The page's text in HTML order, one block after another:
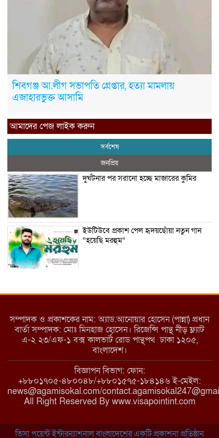
শিবগঞ্জ আ.লীগ সভাপতি গ্রেপ্তার, হত্যা মামলায়
এজাহারভুক্ত আসামি
আমাদের পেজ লাইক করুন
সর্বশেষ
জনপ্রিয়
দুর্ঘটনার পর সরানো হচ্ছে মাজারের কুমির
ইউটিউবে প্রকাশ পেল হৃদয়ছোঁয়া নতুন গান
“হয়েছি মরহুম”
নেশা
মাধবপুরে কমিউনিটি ক্লিনিকে অনিয়মের
অভিযোগ
রাজবাড়ী: বালিয়াকান্দিতে কিশোরীর ঝুলন্ত
মরদেহ উদ্ধার
সম্পাদক ও প্রকাশকের নাম: অ্যাড.আনোয়ার হোসেন (পান্না) প্রধান
বার্তা সম্পাদক: মোঃ মিনহাজ হোসেন। রিজেন্সি পান্থ নীড় ফ্ল্যাট
এ-২ ২৩/এফ-১ বক্স কালভার্ট রোড পান্থপথ ঢাকা ১২০৫,
বাংলাদেশ।
বিজ্ঞাপন বিভাগ: ফোন:
+৮৮০১৭০৫-৪৮০০৪৮/+৮৮০১৫৭৫-১৮৪১৪৬ ই-মেইল:
news@agamisokal.com/
All Right Reserved By www.visapointint.com
ভিসা পয়েন্ট ইন্টারন্যাশনাল বাংলাদেশের একটি প্রকাশনা প্রতিষ্ঠান